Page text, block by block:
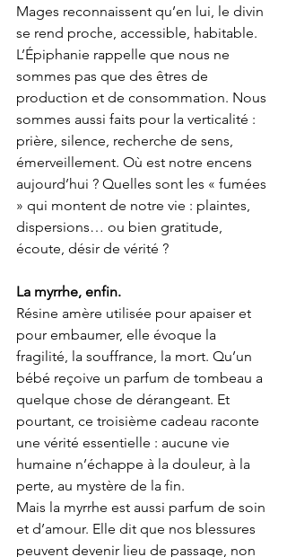
Mages reconnaissent qu’en lui, le divin
se rend proche, accessible, habitable.
L’Épiphanie rappelle que nous ne
sommes pas que des êtres de
production et de consommation. Nous
sommes aussi faits pour la verticalité :
prière, silence, recherche de sens,
émerveillement. Où est notre encens
aujourd’hui ? Quelles sont les « fumées
» qui montent de notre vie : plaintes,
dispersions… ou bien gratitude,
écoute, désir de vérité ?
La myrrhe, enfin.
Résine amère utilisée pour apaiser et
pour embaumer, elle évoque la
fragilité, la souffrance, la mort. Qu’un
bébé reçoive un parfum de tombeau a
quelque chose de dérangeant. Et
pourtant, ce troisième cadeau raconte
une vérité essentielle : aucune vie
humaine n’échappe à la douleur, à la
perte, au mystère de la fin.
Mais la myrrhe est aussi parfum de soin
et d’amour. Elle dit que nos blessures
peuvent devenir lieu de passage, non